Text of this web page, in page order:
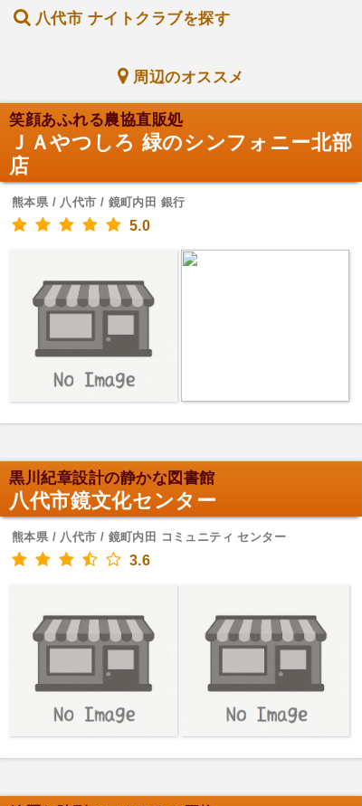
八代市 ナイトクラブを探す
周辺のオススメ
笑顔あふれる農協直販処
ＪＡやつしろ 緑のシンフォニー北部
店
熊本県 / 八代市 / 鏡町内田 銀行
5.0
黒川紀章設計の静かな図書館
八代市鏡文化センター
熊本県 / 八代市 / 鏡町内田 コミュニティ センター
3.6